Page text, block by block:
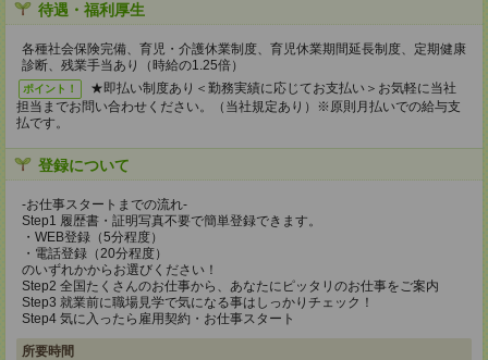
待遇・福利厚生
各種社会保険完備、育児・介護休業制度、育児休業期間延長制度、定期健康
診断、残業手当あり（時給の1.25倍）
ポイント！
★即払い制度あり＜勤務実績に応じてお支払い＞お気軽に当社
担当までお問い合わせください。（当社規定あり）※原則月払いでの給与支
払です。
登録について
-お仕事スタートまでの流れ-
Step1 履歴書・証明写真不要で簡単登録できます。
・WEB登録（5分程度）
・電話登録（20分程度）
のいずれかからお選びください！
Step2 全国たくさんのお仕事から、あなたにピッタリのお仕事をご案内
Step3 就業前に職場見学で気になる事はしっかりチェック！
Step4 気に入ったら雇用契約・お仕事スタート
所要時間